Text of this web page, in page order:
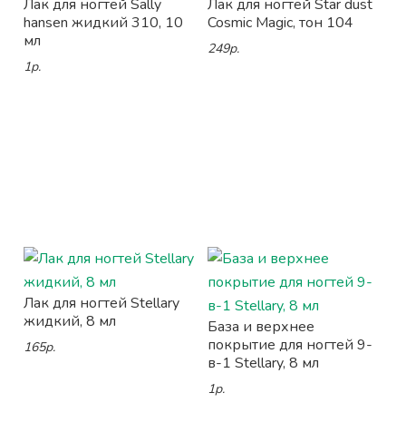
Лак для ногтей Sally
hansen жидкий 310, 10
мл
1р.
Лак для ногтей Star dust
Cosmic Magic, тон 104
249р.
Лак для ногтей Stellary
жидкий, 8 мл
165р.
База и верхнее
покрытие для ногтей 9-
в-1 Stellary, 8 мл
1р.